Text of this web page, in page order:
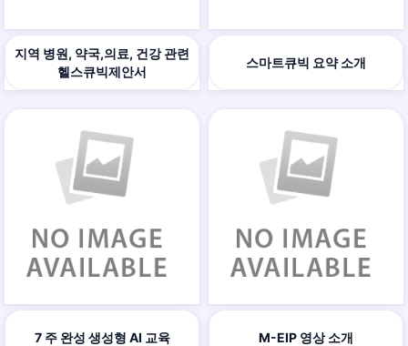
지역 병원, 약국,의료, 건강 관련
헬스큐빅제안서
스마트큐빅 요약 소개
7 주 완성 생성형 AI 교육 M-EIP 영상 소개